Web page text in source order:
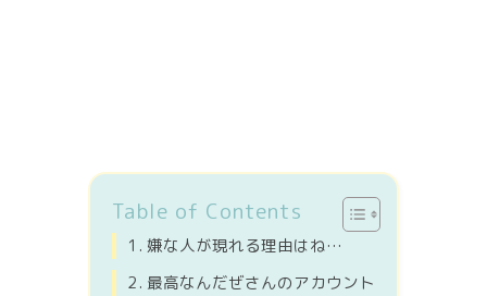
Table of Contents
嫌な人が現れる理由はね…
最高なんだぜさんのアカウント